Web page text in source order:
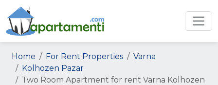
Home For Rent Properties
Varna
Kolhozen Pazar
Two Room Apartment for rent Varna Kolhozen